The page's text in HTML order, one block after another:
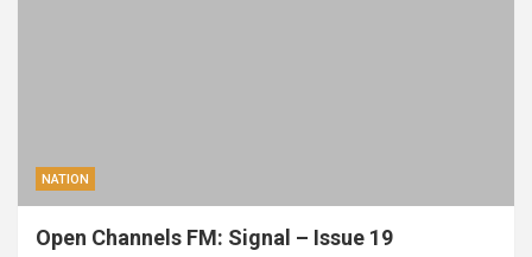
NATION
Open Channels FM: Signal – Issue 19